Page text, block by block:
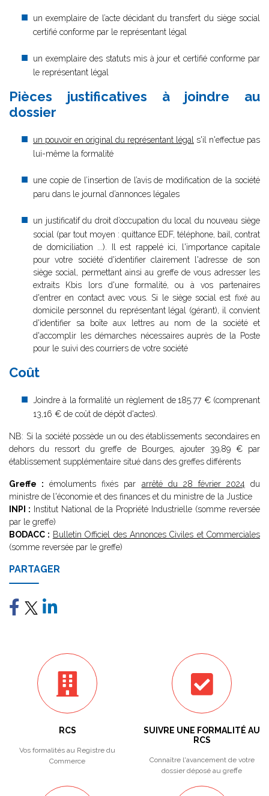
un exemplaire de l’acte décidant du transfert du siège social
certifié conforme par le représentant légal
un exemplaire des statuts mis à jour et certifié conforme par
le représentant légal
Pièces justificatives à joindre au
dossier
un pouvoir en original du représentant légal s'il n'effectue pas
lui-même la formalité
une copie de l’insertion de l’avis de modification de la société
paru dans le journal d’annonces légales
un justificatif du droit d’occupation du local du nouveau siège
social (par tout moyen : quittance EDF, téléphone, bail, contrat
de domiciliation ...). Il est rappelé ici, l'importance capitale
pour votre société d'identifier clairement l'adresse de son
siège social, permettant ainsi au greffe de vous adresser les
extraits Kbis lors d'une formalité, ou à vos partenaires
d'entrer en contact avec vous. Si le siège social est fixé au
domicile personnel du représentant légal (gérant), il convient
d'identifier sa boîte aux lettres au nom de la société et
d'accomplir les démarches nécessaires auprès de la Poste
pour le suivi des courriers de votre société
Coût
Joindre à la formalité un règlement de 185.77 € (comprenant
13,16 € de coût de dépôt d'actes).
NB: Si la société possède un ou des établissements secondaires en
dehors du ressort du greffe de Bourges, ajouter 39,89 € par
établissement supplémentaire situé dans des greffes différents
Greffe : émoluments fixés par arrêté du 28 février 2024 du
ministre de l'économie et des finances et du ministre de la Justice
INPI : Institut National de la Propriété Industrielle (somme reversée
par le greffe)
BODACC : Bulletin Officiel des Annonces Civiles et Commerciales
(somme reversée par le greffe)
PARTAGER
RCS
Vos formalités au Registre du
Commerce
SUIVRE UNE FORMALITÉ AU
RCS
Connaître l'avancement de votre
dossier déposé au greffe